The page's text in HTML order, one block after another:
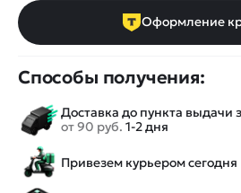
Оформление
Способы получения:
Доставка до пункта выдачи
от 90 руб. 1-2 дня
Привезем курьером сегодня